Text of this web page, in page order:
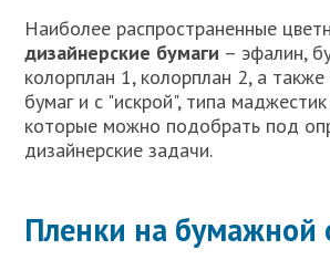
Наиболее распространенные
дизайнерские бумаги – эфалин,
колорплан 1, колорплан 2, а
бумаг и с "искрой", типа
которые можно подобрать под
дизайнерские задачи.
Пленки на бумажной